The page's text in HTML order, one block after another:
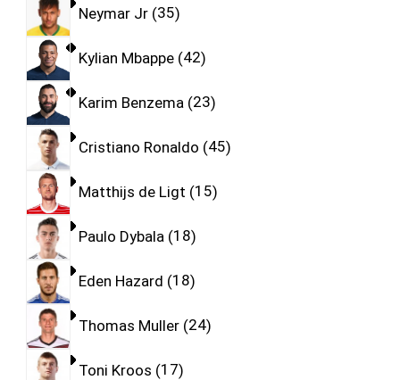
Neymar Jr 35
Kylian Mbappe 42
Karim Benzema 23
Cristiano Ronaldo 45
Matthijs de Ligt 15
Paulo Dybala 18
Eden Hazard 18
Thomas Muller 24
Toni Kroos 17